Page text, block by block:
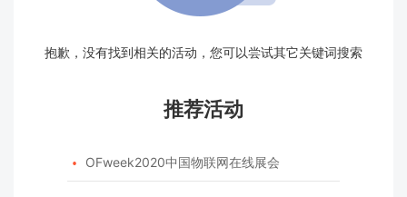
抱歉，没有找到相关的活动，您可以尝试其它关键词搜索
推荐活动
 OFweek2020中国物联网在线展会